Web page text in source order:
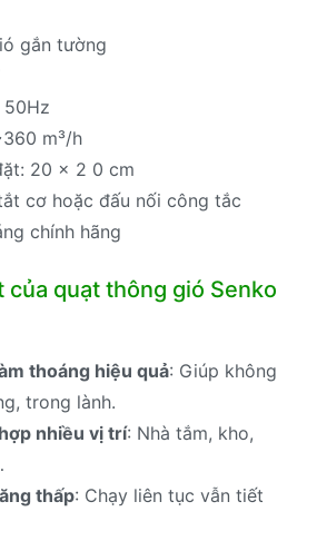
gắn tường
m³/h
20 x 2 0 cm
cơ hoặc đấu nối công tắc
chính hãng
quạt thông gió Senko
thoáng hiệu quả: Giúp không
trong lành.
nhiều vị trí: Nhà tắm, kho,
thấp: Chạy liên tục vẫn tiết